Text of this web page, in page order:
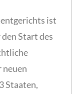
ist
Start des
neuen
Staaten,